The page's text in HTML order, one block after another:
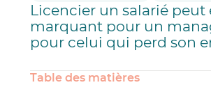
Licencier un salarié peut
marquant pour un
pour celui qui perd son
Table des matières